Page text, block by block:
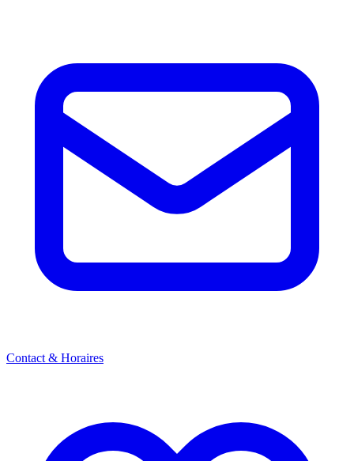
Contact & Horaires